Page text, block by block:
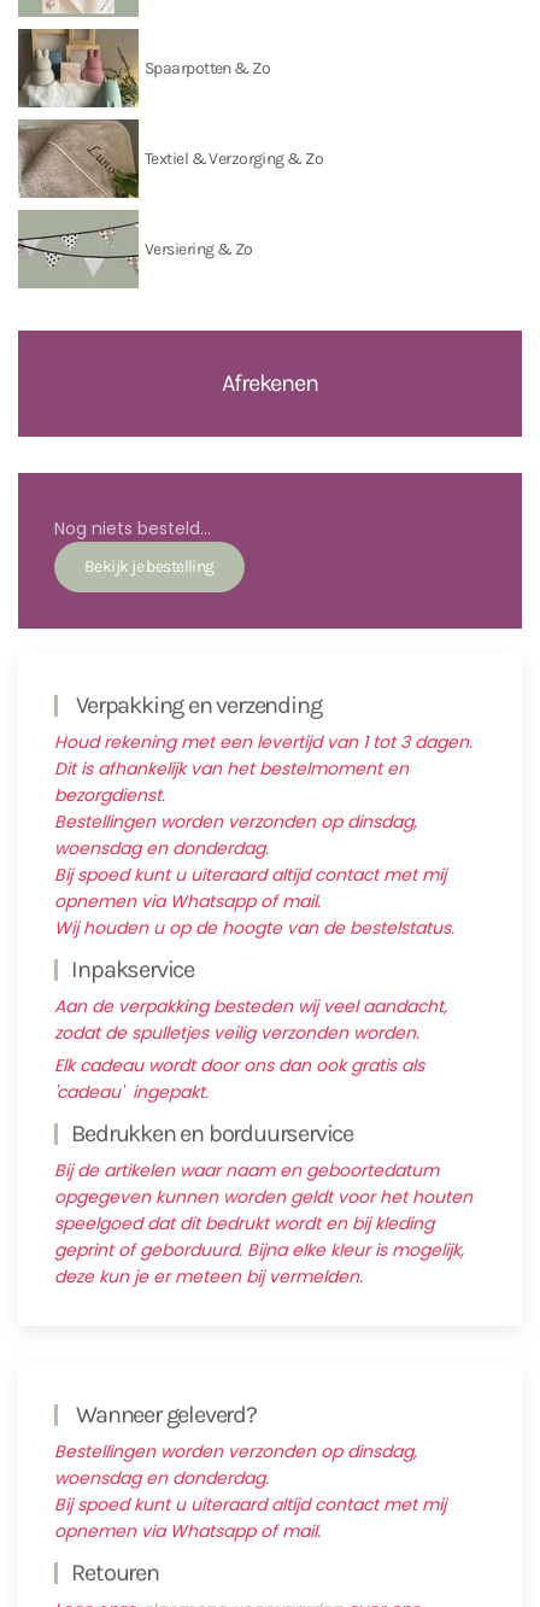
Spaarpotten & Zo
Textiel & Verzorging & Zo
Versiering & Zo
Afrekenen
Nog niets besteld...
Verpakking en verzending
Houd rekening met een levertijd van 1 tot 3 dagen.
Dit is afhankelijk van het bestelmoment en
bezorgdienst.
Bestellingen worden verzonden op dinsdag,
woensdag en donderdag.
Bij spoed kunt u uiteraard altijd contact met mij
opnemen via Whatsapp of mail.
Wij houden u op de hoogte van de bestelstatus.
Inpakservice
Aan de verpakking besteden wij veel aandacht,
zodat de spulletjes veilig verzonden worden.
Elk cadeau wordt door ons dan ook gratis als
'cadeau' ingepakt.
Bedrukken en borduurservice
Bij de artikelen waar naam en geboortedatum
opgegeven kunnen worden geldt voor het houten
speelgoed dat dit bedrukt wordt en bij kleding
geprint of geborduurd. Bijna elke kleur is mogelijk,
deze kun je er meteen bij vermelden.
Wanneer geleverd?
Bestellingen worden verzonden op dinsdag,
woensdag en donderdag.
Bij spoed kunt u uiteraard altijd contact met mij
opnemen via Whatsapp of mail.
Retouren